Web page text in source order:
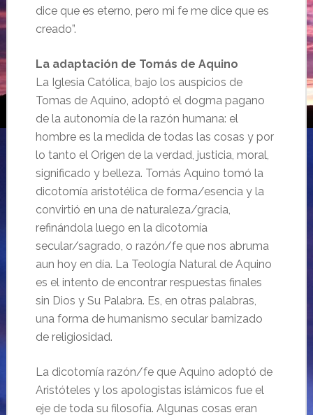
dice que es eterno, pero mi fe me dice que es
creado”.
La adaptación de Tomás de Aquino
La Iglesia Católica, bajo los auspicios de
Tomas de Aquino, adoptó el dogma pagano
de la autonomía de la razón humana: el
hombre es la medida de todas las cosas y por
lo tanto el Origen de la verdad, justicia, moral,
significado y belleza. Tomás Aquino tomó la
dicotomía aristotélica de forma/esencia y la
convirtió en una de naturaleza/gracia,
refinándola luego en la dicotomía
secular/sagrado, o razón/fe que nos abruma
aun hoy en día. La Teología Natural de Aquino
es el intento de encontrar respuestas finales
sin Dios y Su Palabra. Es, en otras palabras,
una forma de humanismo secular barnizado
de religiosidad.
La dicotomía razón/fe que Aquino adoptó de
Aristóteles y los apologistas islámicos fue el
eje de toda su filosofía. Algunas cosas eran